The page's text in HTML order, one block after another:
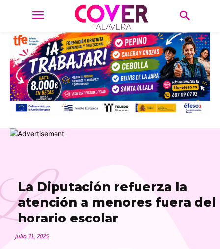
La Diputación refuerza la
atención a menores fuera del
horario escolar
julio 31, 2025